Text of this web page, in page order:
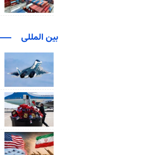
بین المللی